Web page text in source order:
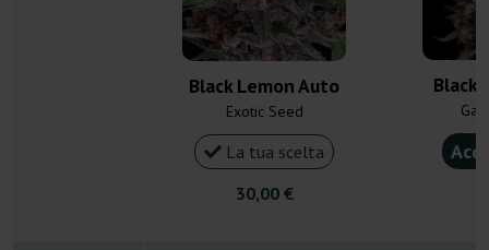
Black Lemon Auto
Exotic Seed
La tua scelta
30,00 €
Black